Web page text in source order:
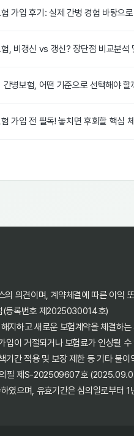
가입 후기: 실제 간병 경험 바탕으
, 비갱신 vs 갱신? 장단점 비교분석
간병보험, 어떤 기준으로 선택해야
가입 전 필독! 놓치면 후회할 핵심
의견이며, 계약체결에 따른 이익
(등록번호 제2025030014호)
지하고 새로운 보험계약을 체결하
이 거절되거나 보험료가 인상될 수
간 적용 및 보장 제한 등 기타 불이
의필 제S-202509607호
였으며, 유효기간은 심의일로부터 1